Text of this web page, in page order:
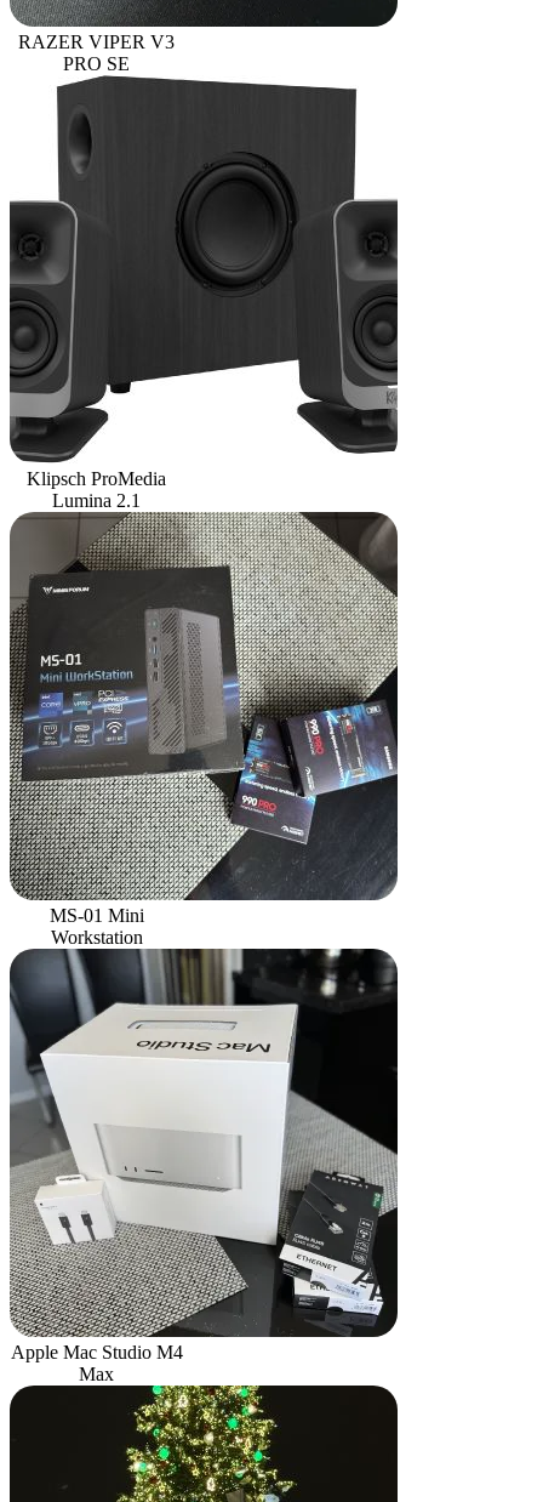
RAZER VIPER V3
PRO SE
Klipsch ProMedia
Lumina 2.1
MS-01 Mini
Workstation
Apple Mac Studio M4
Max